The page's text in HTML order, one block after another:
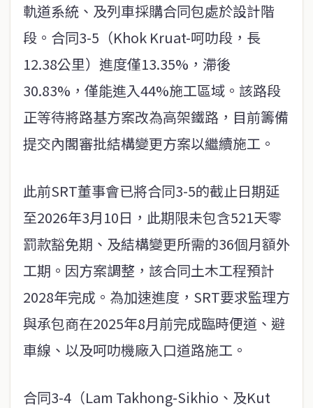
軌道系統、及列車採購合同包處於設計階
段。合同3-5（Khok Kruat-呵叻段，長
12.38公里）進度僅13.35%，滯後
30.83%，僅能進入44%施工區域。該路段
正等待將路基方案改為高架鐵路，目前籌備
提交內閣審批結構變更方案以繼續施工。
此前SRT董事會已將合同3-5的截止日期延
至2026年3月10日，此期限未包含521天零
罰款豁免期、及結構變更所需的36個月額外
工期。因方案調整，該合同土木工程預計
2028年完成。為加速進度，SRT要求監理方
與承包商在2025年8月前完成臨時便道、避
車線、以及呵叻機廠入口道路施工。
合同3-4（Lam Takhong-Sikhio、及Kut